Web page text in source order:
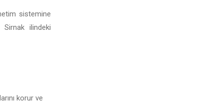
sistemine
Sirnak ilindeki
korur ve